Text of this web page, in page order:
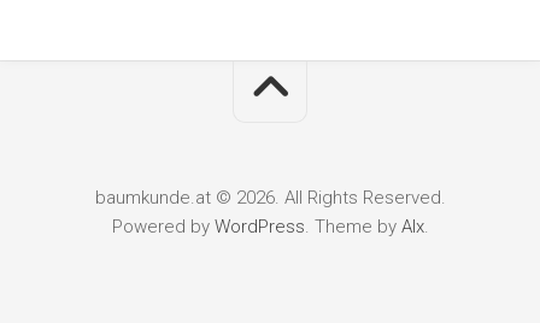
baumkunde.at © 2026. All Rights Reserved.
Powered by WordPress. Theme by Alx.